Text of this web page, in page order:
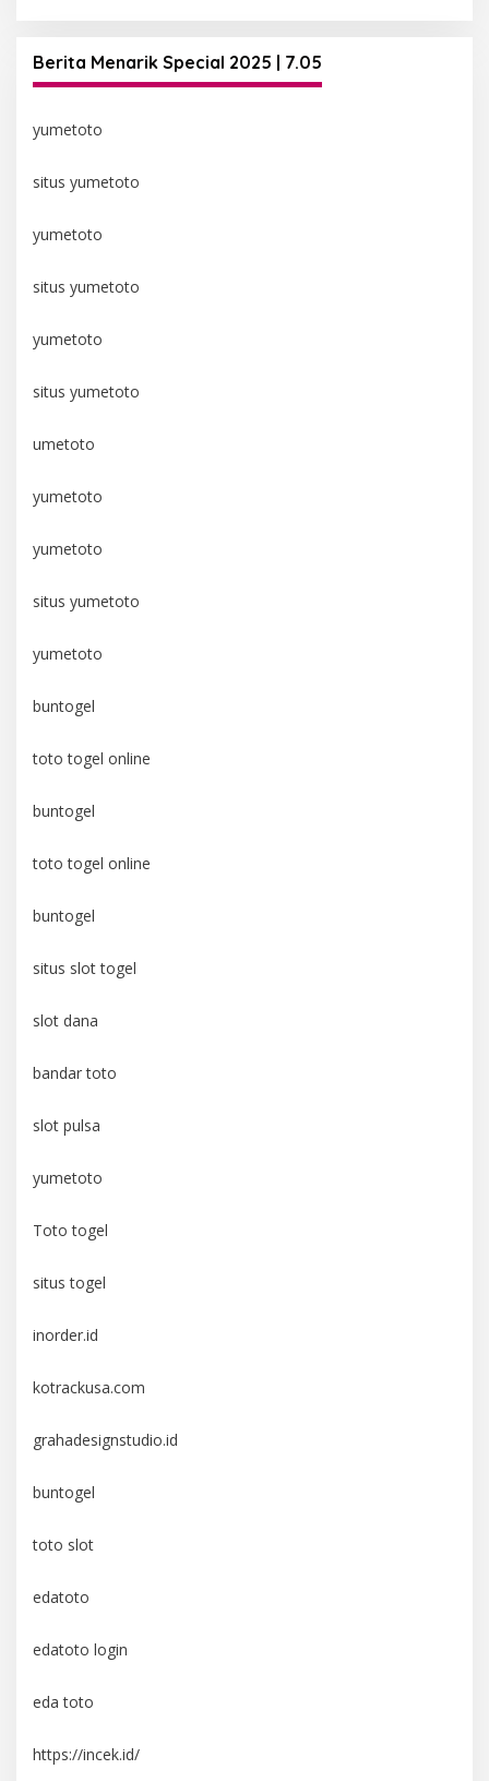
Berita Menarik Special 2025 | 7.05
yumetoto
situs yumetoto
yumetoto
situs yumetoto
yumetoto
situs yumetoto
umetoto
yumetoto
yumetoto
situs yumetoto
yumetoto
buntogel
toto togel online
buntogel
toto togel online
buntogel
situs slot togel
slot dana
bandar toto
slot pulsa
yumetoto
Toto togel
situs togel
inorder.id
kotrackusa.com
grahadesignstudio.id
buntogel
toto slot
edatoto
edatoto login
eda toto
https://incek.id/